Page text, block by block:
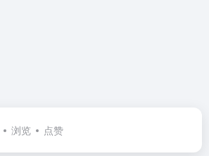
浏览 点赞